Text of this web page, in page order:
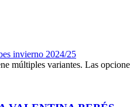
múltiples variantes. Las